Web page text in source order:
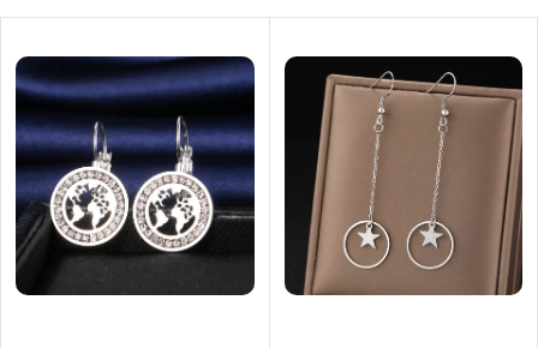
a
z
e
n
í
p
Abecedně
V
ý
p
i
s